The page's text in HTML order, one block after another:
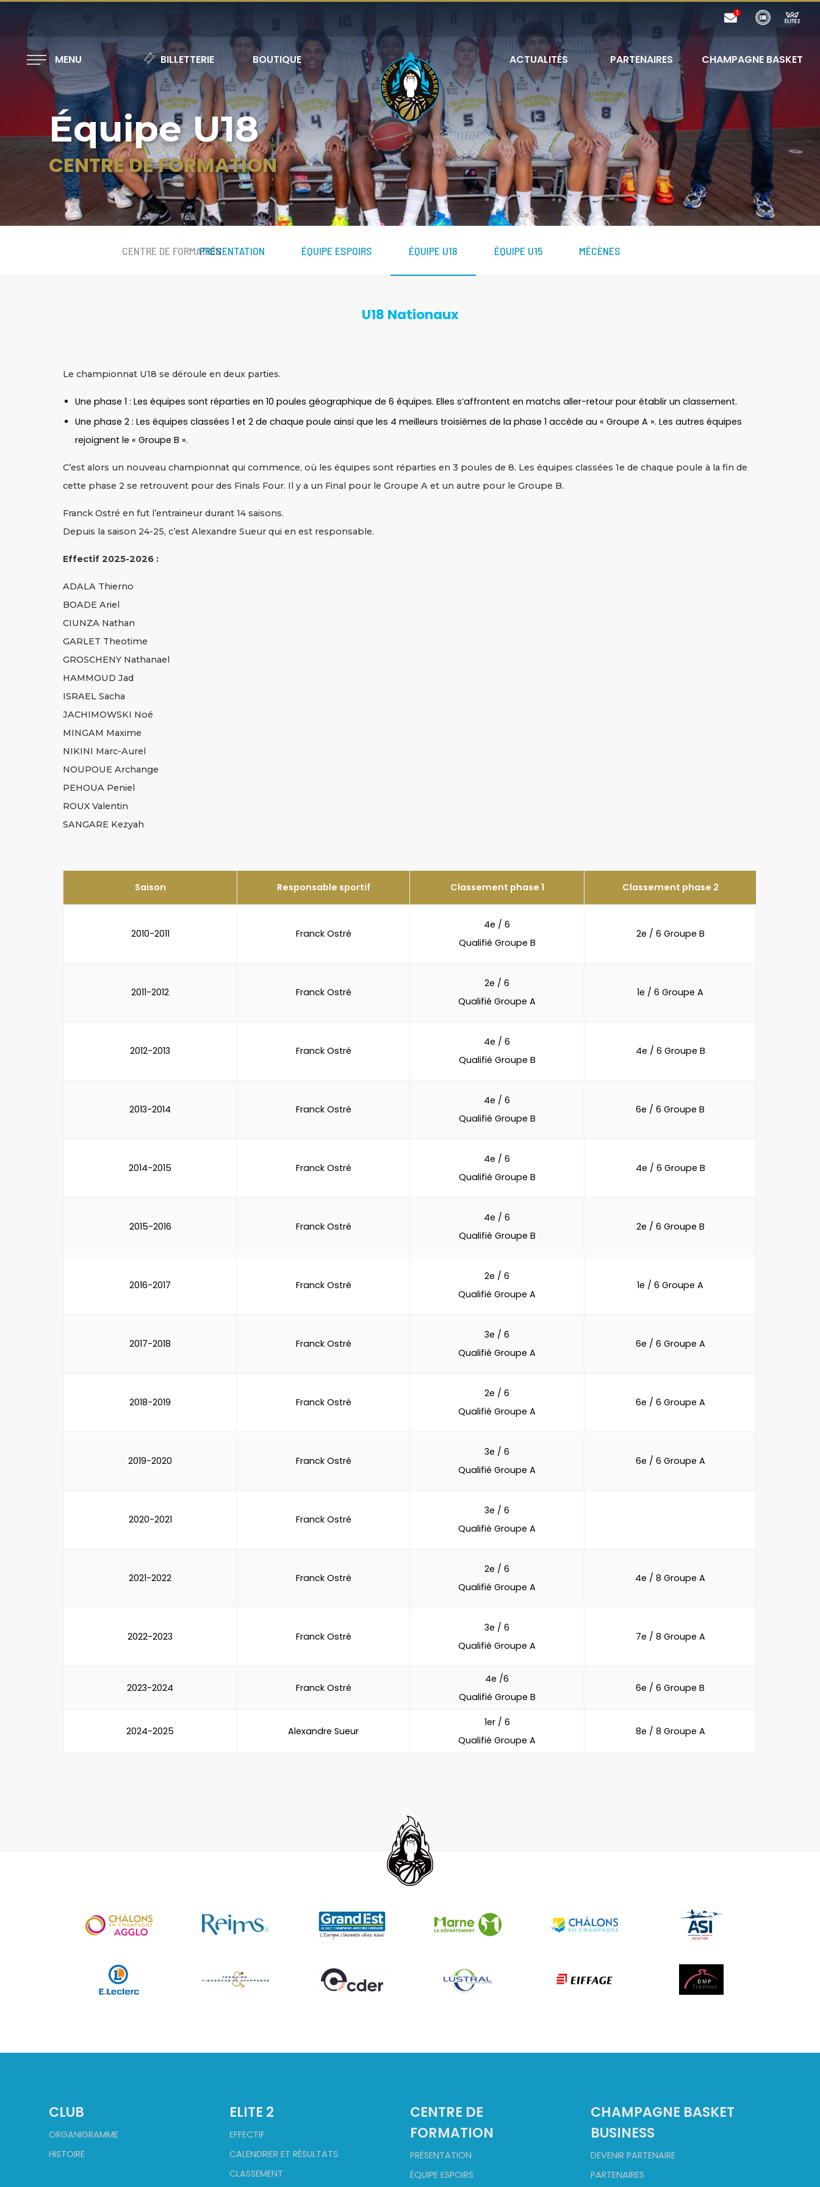
MENU BILLETTERIE BOUTIQUE ACTUALITÉS PARTENAIRES CHAMPAGNE BASKET
Équipe U18
CENTRE DE FORMATION
PRÉSENTATION ÉQUIPE ESPOIRS ÉQUIPE U18 ÉQUIPE U15 MÉCÈNES
CENTRE DE FORMATION
U18 Nationaux
Le championnat U18 se déroule en deux parties.
Une phase 1 : Les équipes sont réparties en 10 poules géographique de 6 équipes. Elles s’affrontent en matchs aller-retour pour établir un classement.
Une phase 2 : Les équipes classées 1 et 2 de chaque poule ainsi que les 4 meilleurs troisièmes de la phase 1 accède au « Groupe A ». Les autres équipes
rejoignent le « Groupe B ».
C’est alors un nouveau championnat qui commence, où les équipes sont réparties en 3 poules de 8. Les équipes classées 1e de chaque poule à la fin de
cette phase 2 se retrouvent pour des Finals Four. Il y a un Final pour le Groupe A et un autre pour le Groupe B.
Franck Ostré en fut l’entraineur durant 14 saisons.
Depuis la saison 24-25, c’est Alexandre Sueur qui en est responsable.
Effectif 2025-2026 :
ADALA Thierno
BOADE Ariel
CIUNZA Nathan
GARLET Theotime
GROSCHENY Nathanael
HAMMOUD Jad
ISRAEL Sacha
JACHIMOWSKI Noé
MINGAM Maxime
NIKINI Marc-Aurel
NOUPOUE Archange
PEHOUA Peniel
ROUX Valentin
SANGARE Kezyah
Saison Responsable sportif Classement phase 1 Classement phase 2
2010-2011 Franck Ostré
4e / 6
Qualifié Groupe B
2e / 6 Groupe B
2011-2012 Franck Ostré
2e / 6
Qualifié Groupe A
1e / 6 Groupe A
2012-2013 Franck Ostré
4e / 6
Qualifié Groupe B
4e / 6 Groupe B
2013-2014 Franck Ostré
4e / 6
Qualifié Groupe B
6e / 6 Groupe B
2014-2015 Franck Ostré
4e / 6
Qualifié Groupe B
4e / 6 Groupe B
2015-2016 Franck Ostré
4e / 6
Qualifié Groupe B
2e / 6 Groupe B
2016-2017 Franck Ostré
2e / 6
Qualifié Groupe A
1e / 6 Groupe A
2017-2018 Franck Ostré
3e / 6
Qualifié Groupe A
6e / 6 Groupe A
2018-2019 Franck Ostré
2e / 6
Qualifié Groupe A
6e / 6 Groupe A
2019-2020 Franck Ostré
3e / 6
Qualifié Groupe A
6e / 6 Groupe A
2020-2021 Franck Ostré
3e / 6
Qualifié Groupe A
2021-2022 Franck Ostré
2e / 6
Qualifié Groupe A
4e / 8 Groupe A
2022-2023 Franck Ostré
3e / 6
Qualifié Groupe A
7e / 8 Groupe A
2023-2024 Franck Ostré
4e /6
Qualifié Groupe B
6e / 6 Groupe B
2024-2025 Alexandre Sueur
1er / 6
Qualifié Groupe A
8e / 8 Groupe A
CLUB
ORGANIGRAMME
HISTOIRE
ELITE 2
EFFECTIF
CALENDRIER ET RÉSULTATS
CLASSEMENT
CENTRE DE
FORMATION
PRÉSENTATION
ÉQUIPE ESPOIRS
CHAMPAGNE BASKET
BUSINESS
DEVENIR PARTENAIRE
PARTENAIRES